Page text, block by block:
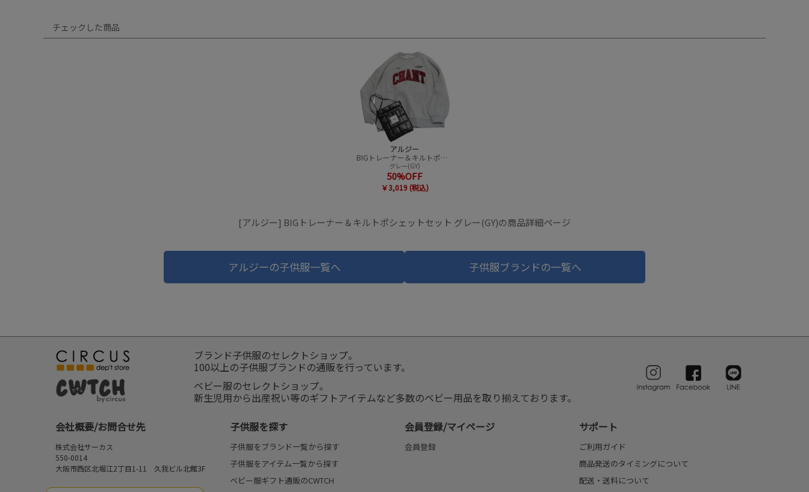
チェックした商品
アルジー
BIGトレーナー＆キルトポシェットセット
グレー(GY)
50%OFF
￥3,019 (税込)
[アルジー] BIGトレーナー＆キルトポシェットセット グレー(GY)の商品詳細ページ
アルジーの子供服一覧へ 子供服ブランドの一覧へ
ブランド子供服のセレクトショップ。
100以上の子供服ブランドの通販を行っています。
ベビー服のセレクトショップ。
新生児用から出産祝い等のギフトアイテムなど多数のベビー用品を取り揃えております。
会社概要/お問合せ先
株式会社サーカス
550-0014
大阪市西区北堀江2丁目1-11 久我ビル北館3F
子供服を探す
子供服をブランド一覧から探す
子供服をアイテム一覧から探す
ベビー服ギフト通販のCWTCH
会員登録/マイページ
会員登録
サポート
ご利用ガイド
商品発送のタイミングについて
配送・送料について